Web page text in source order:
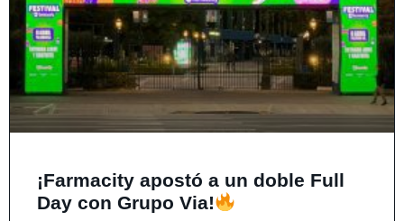
¡Farmacity apostó a un doble Full
Day con Grupo Via!